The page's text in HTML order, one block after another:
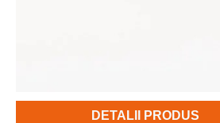
DETALII PRODUS